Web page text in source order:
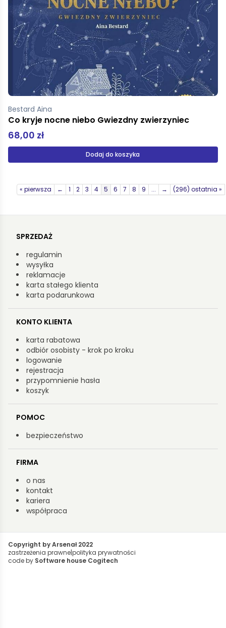
Bestard Aina
Co kryje nocne niebo Gwiezdny zwierzyniec
68,00 zł
Dodaj do koszyka
« pierwsza ← 1 2 3 4 5 6 7 8 9 ... → (296) ostatnia »
SPRZEDAŻ
regulamin
wysyłka
reklamacje
karta stałego klienta
karta podarunkowa
KONTO KLIENTA
karta rabatowa
odbiór osobisty - krok po kroku
logowanie
rejestracja
przypomnienie hasła
koszyk
POMOC
bezpieczeństwo
FIRMA
o nas
kontakt
kariera
współpraca
Copyright by Arsenał 2022
zastrzeżenia prawne|polityka prywatności
code by Software house Cogitech